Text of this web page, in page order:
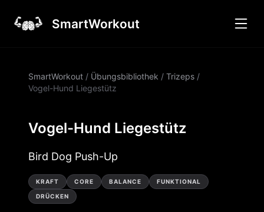
SmartWorkout
SmartWorkout / Übungsbibliothek / Trizeps /
Vogel-Hund Liegestütz
Vogel-Hund Liegestütz
Bird Dog Push-Up
KRAFT CORE BALANCE FUNKTIONAL
DRÜCKEN